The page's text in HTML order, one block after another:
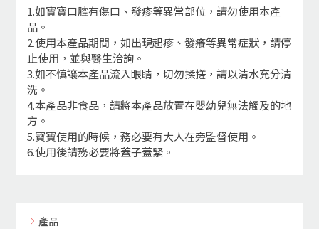
1.如寶寶口腔有傷口、發疹等異常部位，請勿使用本產
品。
2.使用本產品期間，如出現起疹、發癢等異常症狀，請停
止使用，並與醫生洽詢。
3.如不慎讓本產品流入眼睛，切勿揉搓，請以清水充分清
洗。
4.本產品非食品，請將本產品放置在嬰幼兒無法觸及的地
方。
5.寶寶使用的時候，務必要有大人在旁監督使用。
6.使用後請務必要將蓋子蓋緊。
產品